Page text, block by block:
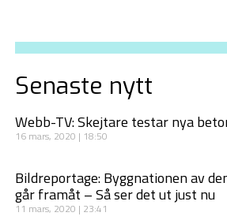
Senaste nytt
Webb-TV: Skejtare testar nya
16 mars, 2020 18:50
Bildreportage: Byggnationen av
går framåt – Så ser det ut just nu
11 mars, 2020 23:41